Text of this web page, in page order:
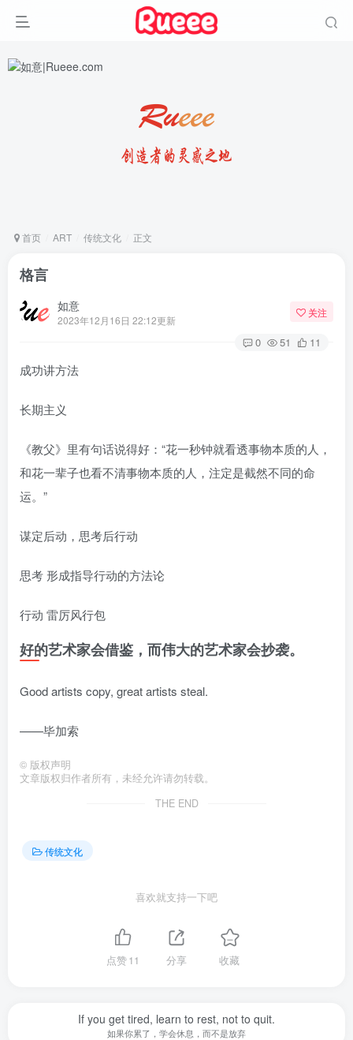
首页 ART 传统文化 正文
格言
如意
2023年12月16日 22:12更新
关注
0 51 11
成功讲方法
长期主义
《教父》里有句话说得好：“花一秒钟就看透事物本质的人，
和花一辈子也看不清事物本质的人，注定是截然不同的命
运。”
谋定后动，思考后行动
思考 形成指导行动的方法论
行动 雷厉风行包
好的艺术家会借鉴，而伟大的艺术家会抄袭。
Good artists copy, great artists steal.
——毕加索
© 版权声明
文章版权归作者所有，未经允许请勿转载。
THE END
传统文化
喜欢就支持一下吧
点赞11 分享 收藏
If you get tired, learn to rest, not to quit.
如果你累了，学会休息，而不是放弃